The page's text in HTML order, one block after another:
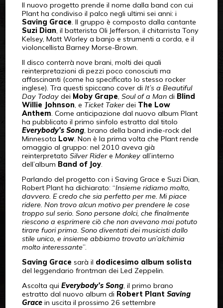
Il nuovo progetto prende il nome dalla band con cui
Plant ha condiviso il palco negli ultimi sei anni: i
Saving Grace. Il gruppo è composto dalla cantante
Suzi Dian, il batterista Oli Jefferson, il chitarrista Tony
Kelsey, Matt Worley a banjo e strumenti a corda, e il
violoncellista Barney Morse-Brown.
Il disco conterrà nove brani, molti dei quali
reinterpretazioni di pezzi poco conosciuti ma
affascinanti (come ha specificato lo stesso rocker
inglese). Tra questi spiccano cover di It’s a Beautiful
Day Todaydei Moby Grape, Soul of a Mandi Blind
Willie Johnson, e Ticket Takerdei The Low
Anthem. Come anticipazione dal nuovo album Plant
ha pubblicato il primo sinfolo estratto dal titolo
Everybody’s Song, brano della band indie-rock del
Minnesota Low. Non è la prima volta che Plant rende
omaggio al gruppo: nel 2010 aveva già
reinterpretato Silver Ridere Monkeyall’interno
dell’album Band of Joy.
Parlando del progetto con i Saving Grace e Suzi Dian,
Robert Plant ha dichiarato: “Insieme ridiamo molto,
davvero. E credo che sia perfetto per me. Mi piace
ridere. Non trovo alcun motivo per prendere le cose
troppo sul serio. Sono persone dolci, che finalmente
riescono a esprimere ciò che non avevano mai potuto
tirare fuori prima. Sono diventati dei musicisti dallo
stile unico, e insieme abbiamo trovato un’alchimia
molto interessante”.
Saving Grace sarà il dodicesimo album solista
del leggendario frontman dei Led Zeppelin.
Ascolta qui Everybody’s Song, il primo brano
estratto dal nuovo album di Robert Plant Saving
Gracein uscita il prossimo 26 settembre